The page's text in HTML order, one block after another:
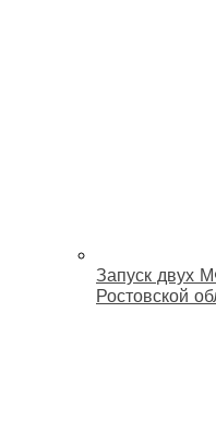
Запуск двух
Ростовской